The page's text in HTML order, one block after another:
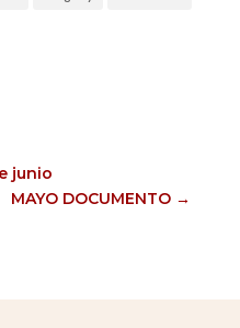
junio
MAYO DOCUMENTO →